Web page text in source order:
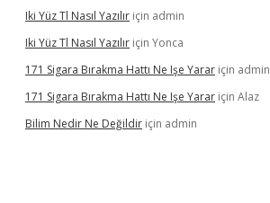
Iki Yüz Tl Nasıl Yazılır için admin
Iki Yüz Tl Nasıl Yazılır için Yonca
171 Sigara Bırakma Hattı Ne Işe Yarar için admin
171 Sigara Bırakma Hattı Ne Işe Yarar için Alaz
Bilim Nedir Ne Değildir için admin